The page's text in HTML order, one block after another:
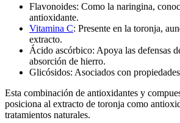
Flavonoides: Como la naringina,
antioxidante.
Vitamina C: Presente en la toronja,
extracto.
Ácido ascórbico: Apoya las defensas
absorción de hierro.
Glicósidos: Asociados con
Esta combinación de antioxidantes y
posiciona al extracto de toronja como
tratamientos naturales.